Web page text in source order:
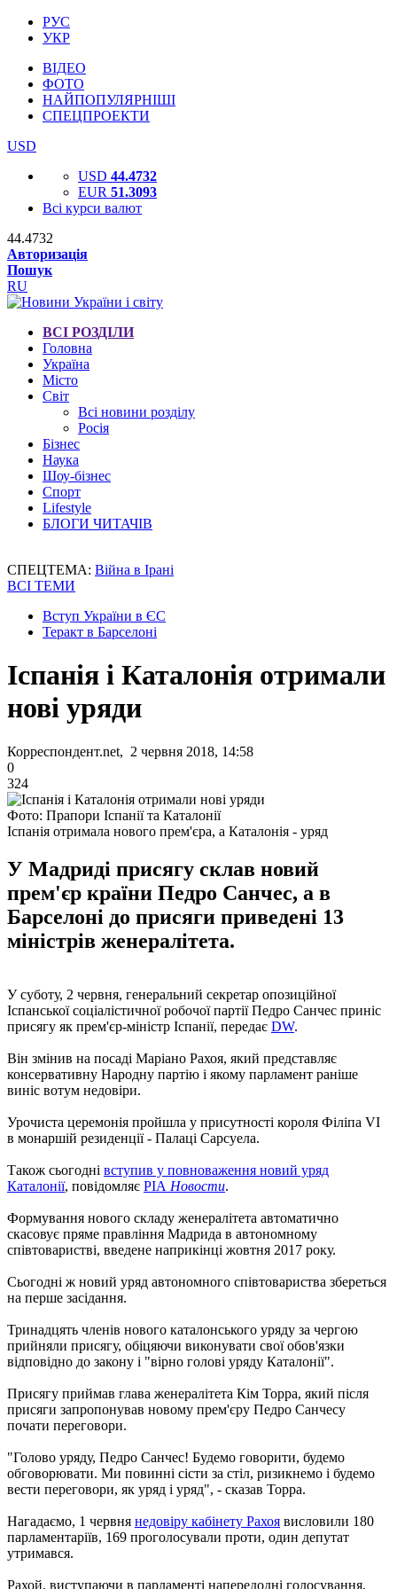
РУС
УКР
ВІДЕО
ФОТО
НАЙПОПУЛЯРНІШІ
СПЕЦПРОЕКТИ
USD
USD 44.4732
EUR 51.3093
Всі курси валют
44.4732
Авторизація
Пошук
RU
ВСІ РОЗДІЛИ
Головна
Україна
Місто
Світ
Всі новини розділу
Росія
Бізнес
Наука
Шоу-бізнес
Спорт
Lifestyle
БЛОГИ ЧИТАЧІВ
СПЕЦТЕМА: Війна в Ірані
ВСІ ТЕМИ
Вступ України в ЄС
Теракт в Барселоні
Іспанія і Каталонія отримали
нові уряди
Корреспондент.net, 2 червня 2018, 14:58
0
324
Фото: Прапори Іспанії та Каталонії
Іспанія отримала нового прем'єра, а Каталонія - уряд
У Мадриді присягу склав новий
прем'єр країни Педро Санчес, а в
Барселоні до присяги приведені 13
міністрів женералітета.
У суботу, 2 червня, генеральний секретар опозиційної
Іспанської соціалістичної робочої партії Педро Санчес приніс
присягу як прем'єр-міністр Іспанії, передає DW.
Він змінив на посаді Маріано Рахоя, який представляє
консервативну Народну партію і якому парламент раніше
виніс вотум недовіри.
Урочиста церемонія пройшла у присутності короля Філіпа VI
в монаршій резиденції - Палаці Сарсуела.
Також сьогодні вступив у повноваження новий уряд
Каталонії, повідомляє РІА Новости.
Формування нового складу женералітета автоматично
скасовує пряме правління Мадрида в автономному
співтоваристві, введене наприкінці жовтня 2017 року.
Сьогодні ж новий уряд автономного співтовариства збереться
на перше засідання.
Тринадцять членів нового каталонського уряду за чергою
прийняли присягу, обіцяючи виконувати свої обов'язки
відповідно до закону і "вірно голові уряду Каталонії".
Присягу приймав глава женералітета Кім Торра, який після
присяги запропонував новому прем'єру Педро Санчесу
почати переговори.
"Голово уряду, Педро Санчес! Будемо говорити, будемо
обговорювати. Ми повинні сісти за стіл, ризикнемо і будемо
вести переговори, як уряд і уряд", - сказав Торра.
Нагадаємо, 1 червня недовіру кабінету Рахоя висловили 180
парламентаріїв, 169 проголосували проти, один депутат
утримався.
Рахой, виступаючи в парламенті напередодні голосування,